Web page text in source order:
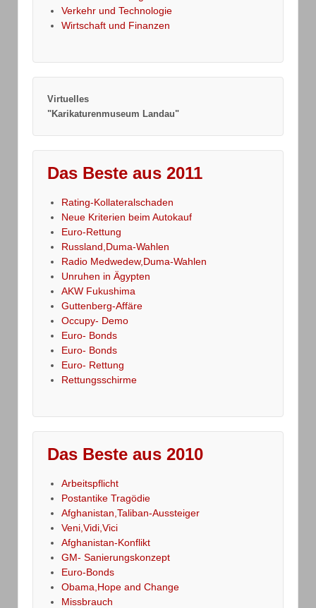
Verkehr und Technologie
Wirtschaft und Finanzen
Virtuelles
"Karikaturenmuseum Landau"
Das Beste aus 2011
Rating-Kollateralschaden
Neue Kriterien beim Autokauf
Euro-Rettung
Russland,Duma-Wahlen
Radio Medwedew,Duma-Wahlen
Unruhen in Ägypten
AKW Fukushima
Guttenberg-Affäre
Occupy- Demo
Euro- Bonds
Euro- Bonds
Euro- Rettung
Rettungsschirme
Das Beste aus 2010
Arbeitspflicht
Postantike Tragödie
Afghanistan,Taliban-Aussteiger
Veni,Vidi,Vici
Afghanistan-Konflikt
GM- Sanierungskonzept
Euro-Bonds
Obama,Hope and Change
Missbrauch